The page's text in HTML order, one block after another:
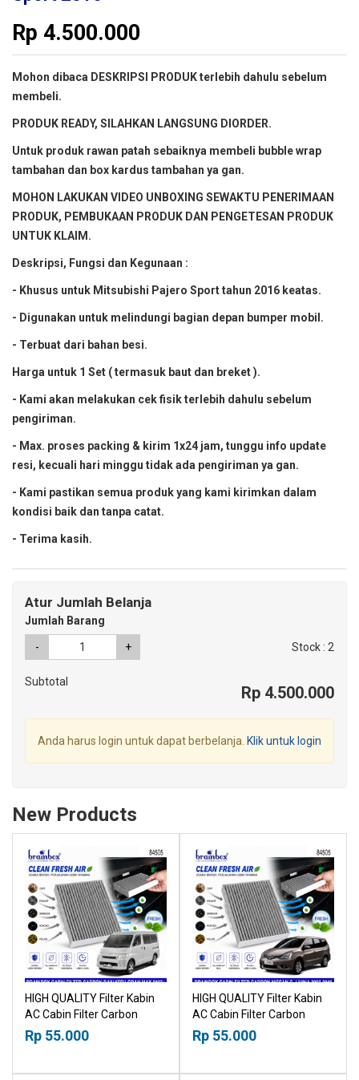
Rp 4.500.000
Mohon dibaca DESKRIPSI PRODUK terlebih dahulu sebelum
membeli.
PRODUK READY, SILAHKAN LANGSUNG DIORDER.
Untuk produk rawan patah sebaiknya membeli bubble wrap
tambahan dan box kardus tambahan ya gan.
MOHON LAKUKAN VIDEO UNBOXING SEWAKTU PENERIMAAN
PRODUK, PEMBUKAAN PRODUK DAN PENGETESAN PRODUK
UNTUK KLAIM.
Deskripsi, Fungsi dan Kegunaan :
- Khusus untuk Mitsubishi Pajero Sport tahun 2016 keatas.
- Digunakan untuk melindungi bagian depan bumper mobil.
- Terbuat dari bahan besi.
Harga untuk 1 Set ( termasuk baut dan breket ).
- Kami akan melakukan cek fisik terlebih dahulu sebelum
pengiriman.
- Max. proses packing & kirim 1x24 jam, tunggu info update
resi, kecuali hari minggu tidak ada pengiriman ya gan.
- Kami pastikan semua produk yang kami kirimkan dalam
kondisi baik dan tanpa catat.
- Terima kasih.
Atur Jumlah Belanja
Jumlah Barang
- + Stock : 2
Subtotal
Rp 4.500.000
Anda harus login untuk dapat berbelanja. Klik untuk login
New Products
HIGH QUALITY Filter Kabin
AC Cabin Filter Carbon
Daihatsu Gran Max 2007+
18518030
Rp 55.000
HIGH QUALITY Filter Kabin
AC Cabin Filter Carbon
Nissan Grand Livina 2007-
2019 18518030
Rp 55.000